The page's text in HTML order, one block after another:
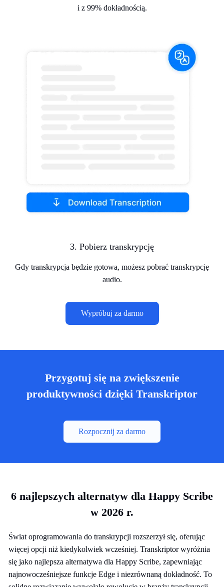
i z 99% dokładnością.
3. Pobierz transkrypcję
Gdy transkrypcja będzie gotowa, możesz pobrać transkrypcję
audio.
Wypróbuj za darmo
Przygotuj się na zwiększenie
produktywności dzięki Transkriptor
Rozpocznij za darmo
6 najlepszych alternatyw dla Happy Scribe
w 2026 r.
Świat oprogramowania do transkrypcji rozszerzył się, oferując
więcej opcji niż kiedykolwiek wcześniej. Transkriptor wyróżnia
się jako najlepsza alternatywa dla Happy Scribe, zapewniając
najnowocześniejsze funkcje Edge i niezrównaną dokładność. To